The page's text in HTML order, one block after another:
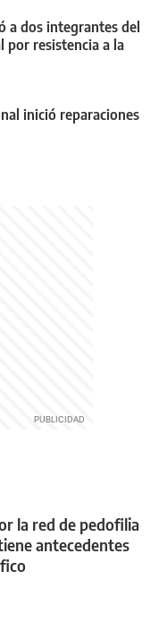
a dos integrantes del
por resistencia a la
inició reparaciones
la red de pedofilia
antecedentes